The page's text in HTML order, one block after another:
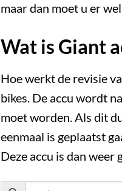
maar dan moet u er
Wat is Giant
Hoe werkt de revisie
bikes. De accu wordt
moet worden. Als dit
eenmaal is geplaatst
Deze accu is dan weer